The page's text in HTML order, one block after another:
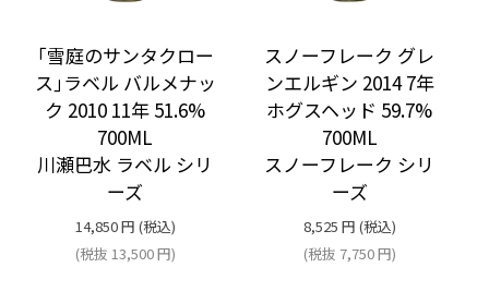
｢雪庭のサンタクロー
ス｣ラベル バルメナッ
ク 2010 11年 51.6%
700ML
川瀬巴水 ラベル シリ
ーズ
14,850円 (税込)
(税抜 13,500円)
スノーフレーク グレ
ンエルギン 2014 7年
ホグスヘッド 59.7%
700ML
スノーフレーク シリ
ーズ
8,525 円 (税込)
(税抜 7,750円)